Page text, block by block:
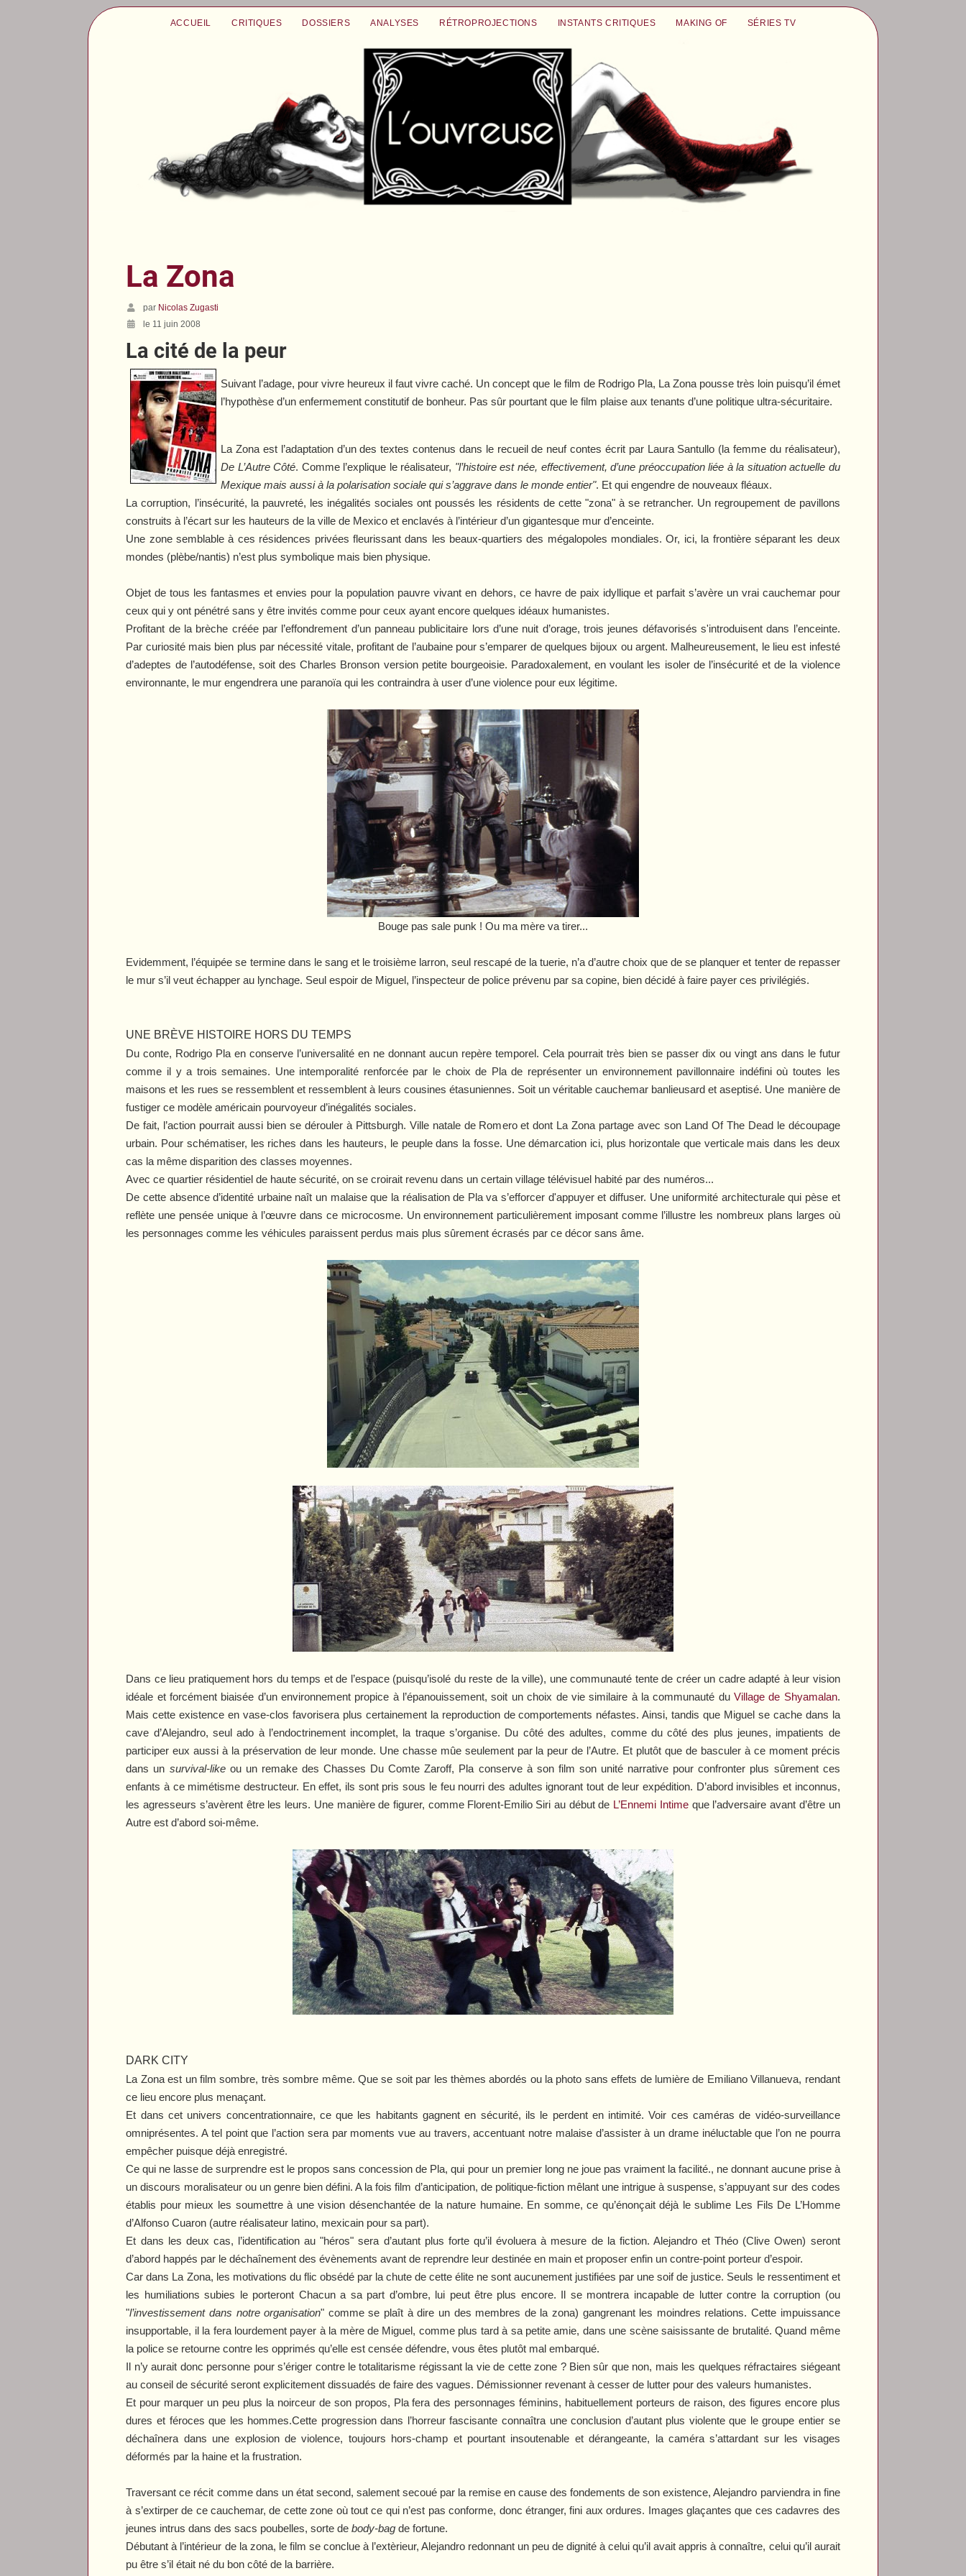
ACCUEIL CRITIQUES DOSSIERS ANALYSES RÉTROPROJECTIONS INSTANTS CRITIQUES MAKING OF SÉRIES TV
La Zona
par Nicolas Zugasti
le 11 juin 2008
La cité de la peur
Suivant l’adage, pour vivre heureux il faut vivre caché. Un concept que le film de Rodrigo Pla, La Zonapousse très loin puisqu’il émet
l’hypothèse d’un enfermement constitutif de bonheur. Pas sûr pourtant que le film plaise aux tenants d’une politique ultra-sécuritaire.
La Zona est l’adaptation d’un des textes contenus dans le recueil de neuf contes écrit par Laura Santullo (la femme du réalisateur),
De L’Autre Côté. Comme l’explique le réalisateur, "l’histoire est née, effectivement, d’une préoccupation liée à la situation actuelle du
Mexique mais aussi à la polarisation sociale qui s’aggrave dans le monde entier". Et qui engendre de nouveaux fléaux.
La corruption, l’insécurité, la pauvreté, les inégalités sociales ont poussés les résidents de cette "zona" à se retrancher. Un regroupement de pavillons
construits à l’écart sur les hauteurs de la ville de Mexico et enclavés à l’intérieur d’un gigantesque mur d’enceinte.
Une zone semblable à ces résidences privées fleurissant dans les beaux-quartiers des mégalopoles mondiales. Or, ici, la frontière séparant les deux
mondes (plèbe/nantis) n’est plus symbolique mais bien physique.
Objet de tous les fantasmes et envies pour la population pauvre vivant en dehors, ce havre de paix idyllique et parfait s’avère un vrai cauchemar pour
ceux qui y ont pénétré sans y être invités comme pour ceux ayant encore quelques idéaux humanistes.
Profitant de la brèche créée par l’effondrement d’un panneau publicitaire lors d’une nuit d’orage, trois jeunes défavorisés s'introduisent dans l’enceinte.
Par curiosité mais bien plus par nécessité vitale, profitant de l’aubaine pour s’emparer de quelques bijoux ou argent. Malheureusement, le lieu est infesté
d’adeptes de l’autodéfense, soit des Charles Bronson version petite bourgeoisie. Paradoxalement, en voulant les isoler de l’insécurité et de la violence
environnante, le mur engendrera une paranoïa qui les contraindra à user d’une violence pour eux légitime.
Bouge pas sale punk ! Ou ma mère va tirer...
Evidemment, l’équipée se termine dans le sang et le troisième larron, seul rescapé de la tuerie, n’a d’autre choix que de se planquer et tenter de repasser
le mur s’il veut échapper au lynchage. Seul espoir de Miguel, l’inspecteur de police prévenu par sa copine, bien décidé à faire payer ces privilégiés.
UNE BRÈVE HISTOIRE HORS DU TEMPS
Du conte, Rodrigo Pla en conserve l’universalité en ne donnant aucun repère temporel. Cela pourrait très bien se passer dix ou vingt ans dans le futur
comme il y a trois semaines. Une intemporalité renforcée par le choix de Pla de représenter un environnement pavillonnaire indéfini où toutes les
maisons et les rues se ressemblent et ressemblent à leurs cousines étasuniennes. Soit un véritable cauchemar banlieusard et aseptisé. Une manière de
fustiger ce modèle américain pourvoyeur d’inégalités sociales.
De fait, l’action pourrait aussi bien se dérouler à Pittsburgh. Ville natale de Romero et dont La Zona partage avec son Land Of The Deadle découpage
urbain. Pour schématiser, les riches dans les hauteurs, le peuple dans la fosse. Une démarcation ici, plus horizontale que verticale mais dans les deux
cas la même disparition des classes moyennes.
Avec ce quartier résidentiel de haute sécurité, on se croirait revenu dans un certain village télévisuel habité par des numéros...
De cette absence d’identité urbaine naît un malaise que la réalisation de Pla va s’efforcer d'appuyer et diffuser. Une uniformité architecturale qui pèse et
reflète une pensée unique à l’œuvre dans ce microcosme. Un environnement particulièrement imposant comme l’illustre les nombreux plans larges où
les personnages comme les véhicules paraissent perdus mais plus sûrement écrasés par ce décor sans âme.
Dans ce lieu pratiquement hors du temps et de l’espace (puisqu’isolé du reste de la ville), une communauté tente de créer un cadre adapté à leur vision
idéale et forcément biaisée d’un environnement propice à l’épanouissement, soit un choix de vie similaire à la communauté du Villagede Shyamalan.
Mais cette existence en vase-clos favorisera plus certainement la reproduction de comportements néfastes. Ainsi, tandis que Miguel se cache dans la
cave d’Alejandro, seul ado à l’endoctrinement incomplet, la traque s’organise. Du côté des adultes, comme du côté des plus jeunes, impatients de
participer eux aussi à la préservation de leur monde. Une chasse mûe seulement par la peur de l’Autre. Et plutôt que de basculer à ce moment précis
dans un survival-likeou un remake desChasses Du Comte Zaroff, Pla conserve à son film son unité narrative pour confronter plus sûrement ces
enfants à ce mimétisme destructeur. En effet, ils sont pris sous le feu nourri des adultes ignorant tout de leur expédition. D’abord invisibles et inconnus,
les agresseurs s’avèrent être les leurs. Une manière de figurer, comme Florent-Emilio Siri au début de L’Ennemi Intimeque l’adversaire avant d’être un
Autre est d’abord soi-même.
DARK CITY
La Zonaest un film sombre, très sombre même. Que se soit par les thèmes abordés ou la photo sans effets de lumière de Emiliano Villanueva, rendant
ce lieu encore plus menaçant.
Et dans cet univers concentrationnaire, ce que les habitants gagnent en sécurité, ils le perdent en intimité. Voir ces caméras de vidéo-surveillance
omniprésentes. A tel point que l’action sera par moments vue au travers, accentuant notre malaise d’assister à un drame inéluctable que l’on ne pourra
empêcher puisque déjà enregistré.
Ce qui ne lasse de surprendre est le propos sans concession de Pla, qui pour un premier long ne joue pas vraiment la facilité., ne donnant aucune prise à
un discours moralisateur ou un genre bien défini. A la fois film d’anticipation, de politique-fiction mêlant une intrigue à suspense, s’appuyant sur des codes
établis pour mieux les soumettre à une vision désenchantée de la nature humaine. En somme, ce qu’énonçait déjà le sublime Les Fils De L’Homme
d’Alfonso Cuaron (autre réalisateur latino, mexicain pour sa part).
Et dans les deux cas, l’identification au "héros" sera d’autant plus forte qu’il évoluera à mesure de la fiction. Alejandro et Théo (Clive Owen) seront
d’abord happés par le déchaînement des évènements avant de reprendre leur destinée en main et proposer enfin un contre-point porteur d’espoir.
Car dans La Zona, les motivations du flic obsédé par la chute de cette élite ne sont aucunement justifiées par une soif de justice. Seuls le ressentiment et
les humiliations subies le porteront Chacun a sa part d’ombre, lui peut être plus encore. Il se montrera incapable de lutter contre la corruption (ou
"l’investissement dans notre organisation" comme se plaît à dire un des membres de la zona) gangrenant les moindres relations. Cette impuissance
insupportable, il la fera lourdement payer à la mère de Miguel, comme plus tard à sa petite amie, dans une scène saisissante de brutalité. Quand même
la police se retourne contre les opprimés qu’elle est censée défendre, vous êtes plutôt mal embarqué.
Il n’y aurait donc personne pour s’ériger contre le totalitarisme régissant la vie de cette zone ? Bien sûr que non, mais les quelques réfractaires siégeant
au conseil de sécurité seront explicitement dissuadés de faire des vagues. Démissionner revenant à cesser de lutter pour des valeurs humanistes.
Et pour marquer un peu plus la noirceur de son propos, Pla fera des personnages féminins, habituellement porteurs de raison, des figures encore plus
dures et féroces que les hommes.Cette progression dans l’horreur fascisante connaîtra une conclusion d’autant plus violente que le groupe entier se
déchaînera dans une explosion de violence, toujours hors-champ et pourtant insoutenable et dérangeante, la caméra s’attardant sur les visages
déformés par la haine et la frustration.
Traversant ce récit comme dans un état second, salement secoué par la remise en cause des fondements de son existence, Alejandro parviendra in fine
à s’extirper de ce cauchemar, de cette zone où tout ce qui n’est pas conforme, donc étranger, fini aux ordures. Images glaçantes que ces cadavres des
jeunes intrus dans des sacs poubelles, sorte debody-bag de fortune.
Débutant à l’intérieur de la zona, le film se conclue à l’extèrieur, Alejandro redonnant un peu de dignité à celui qu’il avait appris à connaître, celui qu’il aurait
pu être s’il était né du bon côté de la barrière.